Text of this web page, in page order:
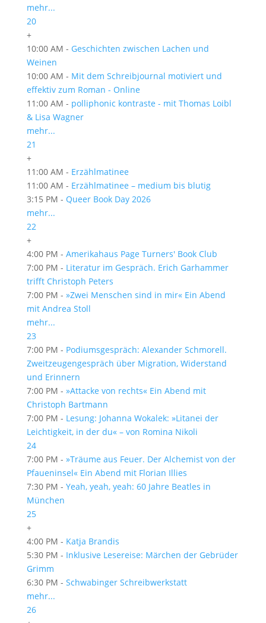
mehr...
20
+
10:00 AM - Geschichten zwischen Lachen und
Weinen
10:00 AM - Mit dem Schreibjournal motiviert und
effektiv zum Roman - Online
11:00 AM - polliphonic kontraste - mit Thomas Loibl
& Lisa Wagner
mehr...
21
+
11:00 AM - Erzählmatinee
11:00 AM - Erzählmatinee – medium bis blutig
3:15 PM - Queer Book Day 2026
mehr...
22
+
4:00 PM - Amerikahaus Page Turners' Book Club
7:00 PM - Literatur im Gespräch. Erich Garhammer
trifft Christoph Peters
7:00 PM - »Zwei Menschen sind in mir« Ein Abend
mit Andrea Stoll
mehr...
23
7:00 PM - Podiumsgespräch: Alexander Schmorell.
Zweitzeugengespräch über Migration, Widerstand
und Erinnern
7:00 PM - »Attacke von rechts« Ein Abend mit
Christoph Bartmann
7:00 PM - Lesung: Johanna Wokalek: »Litanei der
Leichtigkeit, in der du« – von Romina Nikoli
24
7:00 PM - »Träume aus Feuer. Der Alchemist von der
Pfaueninsel« Ein Abend mit Florian Illies
7:30 PM - Yeah, yeah, yeah: 60 Jahre Beatles in
München
25
+
4:00 PM - Katja Brandis
5:30 PM - Inklusive Lesereise: Märchen der Gebrüder
Grimm
6:30 PM - Schwabinger Schreibwerkstatt
mehr...
26